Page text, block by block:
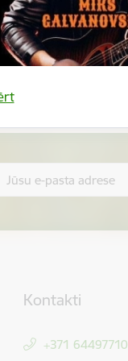
noderīga?
Kontakti
+371 64497710